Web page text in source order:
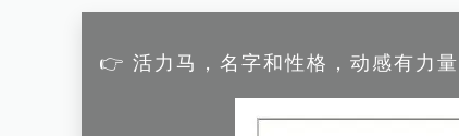
👉 活力马，名字和性格，动感有力